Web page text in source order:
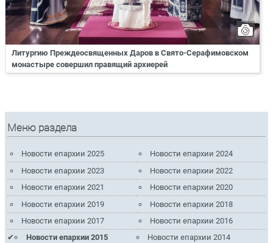
Литургию Преждеосвященных Даров в Свято-Серафимовском
монастыре совершил правящий архиерей
Меню раздела
Новости епархии 2025
Новости епархии 2024
Новости епархии 2023
Новости епархии 2022
Новости епархии 2021
Новости епархии 2020
Новости епархии 2019
Новости епархии 2018
Новости епархии 2017
Новости епархии 2016
Новости епархии 2015
Новости епархии 2014